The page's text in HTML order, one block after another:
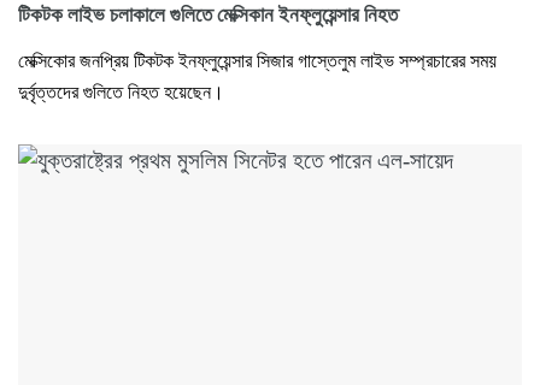
টিকটক লাইভ চলাকালে গুলিতে মেক্সিকান ইনফ্লুয়েন্সার নিহত
মেক্সিকোর জনপ্রিয় টিকটক ইনফ্লুয়েন্সার সিজার গাস্তেলুম লাইভ সম্প্রচারের সময়
দুর্বৃত্তদের গুলিতে নিহত হয়েছেন।